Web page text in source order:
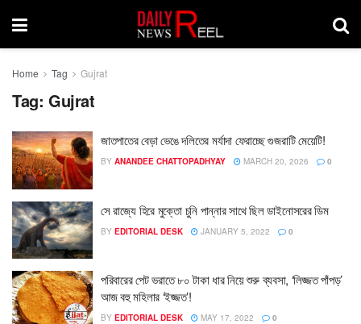
Home Tag Gujrat
Tag: Gujrat
জাতপাতের বেড়া ভেঙে দলিতের মর্যাদা ফেরাচ্ছে গুজরাটি মেয়েটি!
BY ANANDEE CHATTOPADHYAY MARCH 20, 2026 0
সে রাজ্যে হিরে মুক্তো চুনি পান্নার সাথে ছিল ডাইনোসরের ডিম
BY EDITORIAL DESK JANUARY 5, 2022 0
পরিবারের পেট ভরাতে ৮০ টাকা ধার নিয়ে শুরু ব্যবসা, ‘লিজ্জত পাঁপড়’
আজ বহু মহিলার ‘ইজ্জত’!
BY EDITORIAL DESK MAY 17, 2022 0